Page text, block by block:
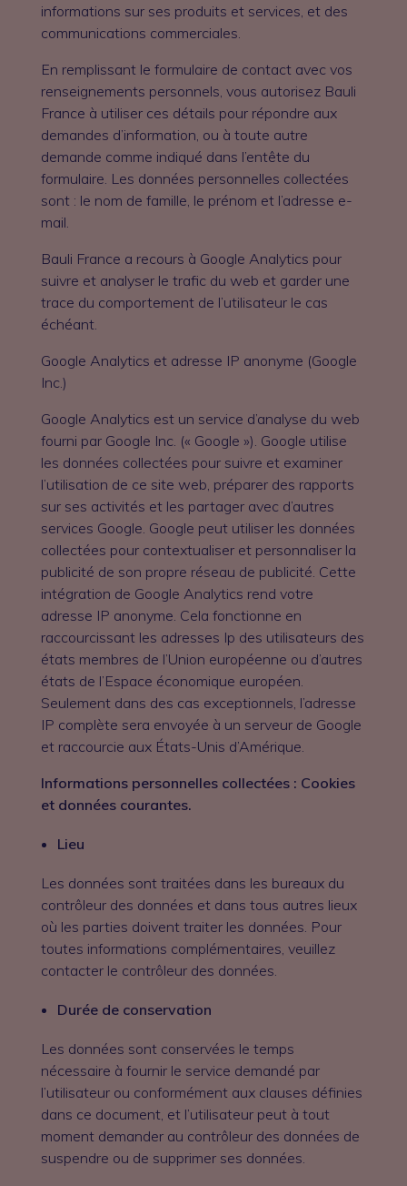
informations sur ses produits et services, et des
communications commerciales.
En remplissant le formulaire de contact avec vos
renseignements personnels, vous autorisez Bauli
France à utiliser ces détails pour répondre aux
demandes d’information, ou à toute autre
demande comme indiqué dans l’entête du
formulaire. Les données personnelles collectées
sont : le nom de famille, le prénom et l’adresse e-
mail.
Bauli France a recours à Google Analytics pour
suivre et analyser le trafic du web et garder une
trace du comportement de l’utilisateur le cas
échéant.
Google Analytics et adresse IP anonyme (Google
Inc.)
Google Analytics est un service d’analyse du web
fourni par Google Inc. (« Google »). Google utilise
les données collectées pour suivre et examiner
l’utilisation de ce site web, préparer des rapports
sur ses activités et les partager avec d’autres
services Google. Google peut utiliser les données
collectées pour contextualiser et personnaliser la
publicité de son propre réseau de publicité. Cette
intégration de Google Analytics rend votre
adresse IP anonyme. Cela fonctionne en
raccourcissant les adresses Ip des utilisateurs des
états membres de l’Union européenne ou d’autres
états de l’Espace économique européen.
Seulement dans des cas exceptionnels, l’adresse
IP complète sera envoyée à un serveur de Google
et raccourcie aux États-Unis d’Amérique.
Informations personnelles collectées : Cookies
et données courantes.
Lieu
Les données sont traitées dans les bureaux du
contrôleur des données et dans tous autres lieux
où les parties doivent traiter les données. Pour
toutes informations complémentaires, veuillez
contacter le contrôleur des données.
Durée de conservation
Les données sont conservées le temps
nécessaire à fournir le service demandé par
l’utilisateur ou conformément aux clauses définies
dans ce document, et l’utilisateur peut à tout
moment demander au contrôleur des données de
suspendre ou de supprimer ses données.